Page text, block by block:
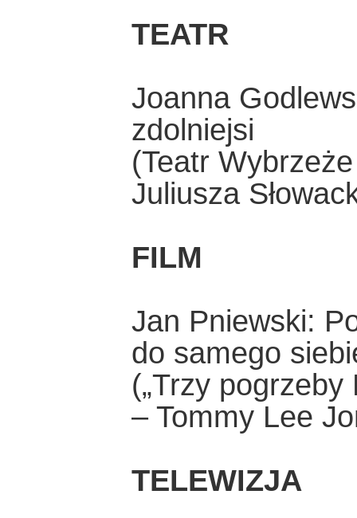
TEATR
Joanna
zdolniejsi
(Teatr
Juliusza
FILM
Jan Pniewski:
do samego
(„Trzy
– Tommy Lee
TELEWIZJA